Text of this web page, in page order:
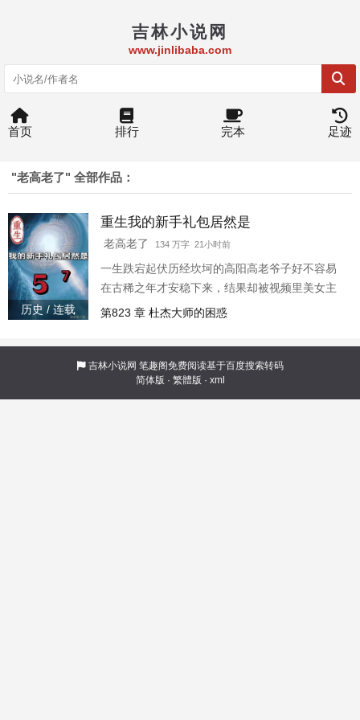
吉林小说网
www.jinlibaba.com
首页 排行 完本 足迹
"老高老了" 全部作品：
历史 / 连载
重生我的新手礼包居然是
老高老了 134 万字 21小时前
一生跌宕起伏历经坎坷的高阳高老爷子好不容易
在古稀之年才安稳下来，结果却被视频里美女主
播的一句 “此生必驾318”洗脑了，毅然决然的骑着
面遇上了根本刹不住的百吨重载王！ \n随着噗的
一声，连一具全尸都没留下的高阳带着记忆重生
到了古代平行世界，并且标配每日签到系统。 \n
可天胡开局的高阳却在新手大礼包的问题上同系
第823 章 杜杰大师的困惑
吉林小说网 笔趣阁免费阅读基于百度搜索转码
简体版 · 繁體版 · xml